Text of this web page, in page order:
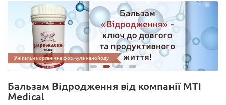
Унікальна органічна формула нанойоду
Капсули Бальзам Відродження плюс для всієї родини!
Бальзам Відродження від компанії MTI
Medical